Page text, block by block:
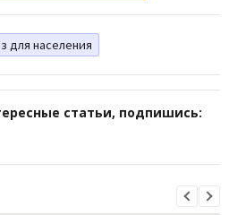
для населения
статьи, подпишись: